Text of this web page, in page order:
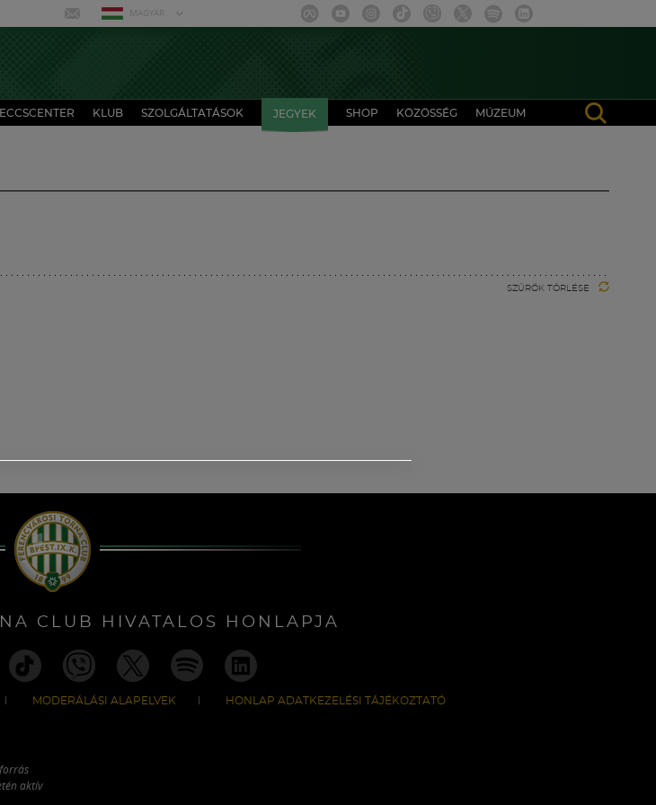
MAGYAR
KLUB SZOLGÁLTATÁSOK JEGYEK SHOP KÖZÖSSÉG MÚZEUM
SZŰRŐK TÖRLÉSE
CLUB HIVATALOS HONLAPJA
MODERÁLÁSI ALAPELVEK HONLAP ADATKEZELÉSI TÁJÉKOZTATÓ
aktív